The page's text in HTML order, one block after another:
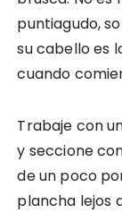
puntiagudo,
su cabello es
cuando
Trabaje con
y seccione
de un poco
plancha lejos